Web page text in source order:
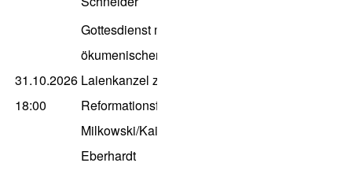
31.10.2026
18:00
Gottesdienst mit
ökumenischer
Laienkanzel zum
Reformationsfest, P.
Milkowski/Kai Ole
Eberhardt